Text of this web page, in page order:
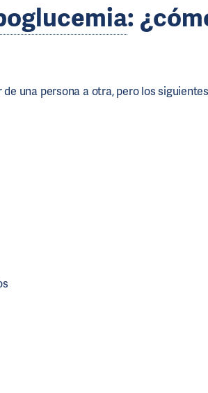
:
una persona a otra, pero los